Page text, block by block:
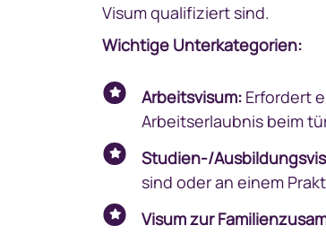
Visum qualifiziert sind.
Wichtige Unterkategorien:
Arbeitsvisum: Erfordert
Arbeitserlaubnis beim
Studien-/
sind oder an einem
Visum zur